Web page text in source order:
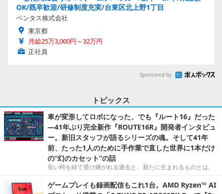
OK/既卒歓迎/研修制度充実/台東区北上野1丁目
ベンタス株式会社
東京都
月給25万3,000円～32万円
正社員
Sponsored by
トピックス
車が変形してロボになった、でも『ルート16』だった
―41年ぶり完全新作『ROUTE16R』開発者インタビュ
ー。新旧スタッフが語るシリーズの魂。そして41年
前、たった1人のために手作業で直した世界に1本だけ
の“幻のカセット”の話
長い時を経て受け継がれる過去と、新たに生まれるものとは。
ゲームプレイも録画配信もこれ1台。AMD Ryzen™ AI